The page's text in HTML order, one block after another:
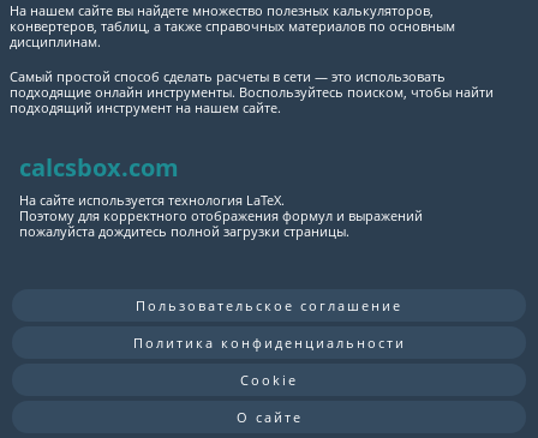
На нашем сайте вы найдете множество полезных калькуляторов,
конвертеров, таблиц, а также справочных материалов по основным
дисциплинам.
Самый простой способ сделать расчеты в сети — это использовать
подходящие онлайн инструменты. Воспользуйтесь поиском, чтобы найти
подходящий инструмент на нашем сайте.
calcsbox.com
На сайте используется технология LaTeX.
Поэтому для корректного отображения формул и выражений
пожалуйста дождитесь полной загрузки страницы.
Пользовательское соглашение
Политика конфиденциальности
Cookie
О сайте